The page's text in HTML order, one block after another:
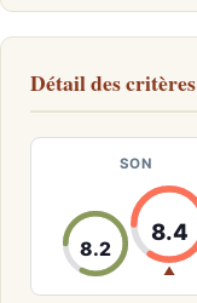
Détail des critères
SON
8.2
8.4
▲